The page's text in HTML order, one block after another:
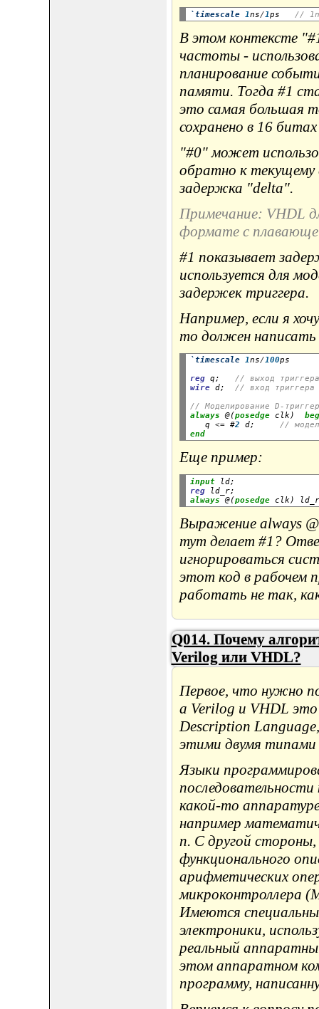
`timescale 1ns/1ps //
В этом контексте
частоты -
планирование
памяти. Тогда #1
это самая большая
сохранено в 16
"#0" может
обратно к текущему
задержка "delta".
Примечание: VHDL
формате с
#1 показывает
используется для
задержек триггера.
Например, если я
то должен
`timescale 1ns/100ps
reg q; // выход триггера
wire d; // вход триггера
// Моделирование D-
always @(posedge clk)
   q
<= #2 d; //
end
Еще пример:
input ld;
reg ld_r;
always @(posedge clk)
Выражение always
тут делает #1?
игнорироваться
этот код в рабочем
работать не так,
Q014. Почему
Verilog или VHDL?
Первое, что нужно
а Verilog и VHDL
Description
этими двумя типами
Языки
какой-то
например
п. С другой стороны,
функционального
арифметических
микроконтроллера
Имеются
электроники,
реальный
этом аппаратном
программу,